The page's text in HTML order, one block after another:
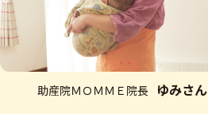
助産院ＭＯＭＭＥ院長 ゆみさん